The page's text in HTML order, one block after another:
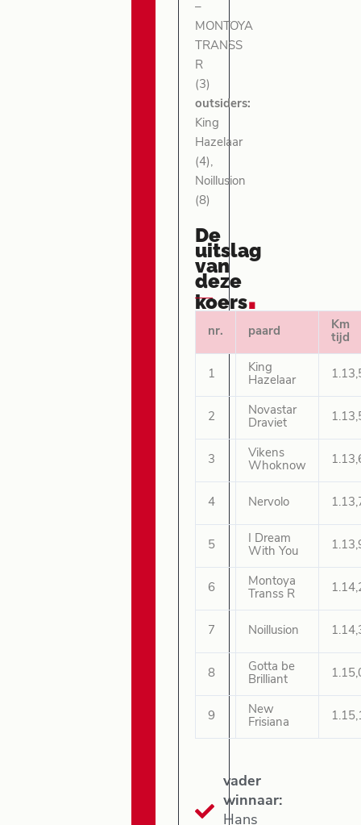
–
MONTOYA
TRANSS
R
(3)
outsiders:
King
Hazelaar
(4),
Noillusion
(8)
De
uitslag
van
deze
koers.
nr. paard
Km
tijd
1
King
Hazelaar
2
Novastar
Draviet
3
Vikens
Whoknow
4 Nervolo
5
I Dream
With You
6
Montoya
Transs R
7 Noillusion
8
Gotta be
Brilliant
9
New
Frisiana
vader
winnaar:
Hans